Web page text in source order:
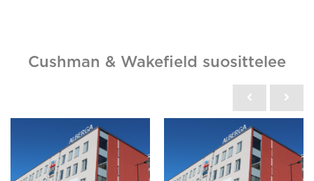
Cushman & Wakefield suosittelee